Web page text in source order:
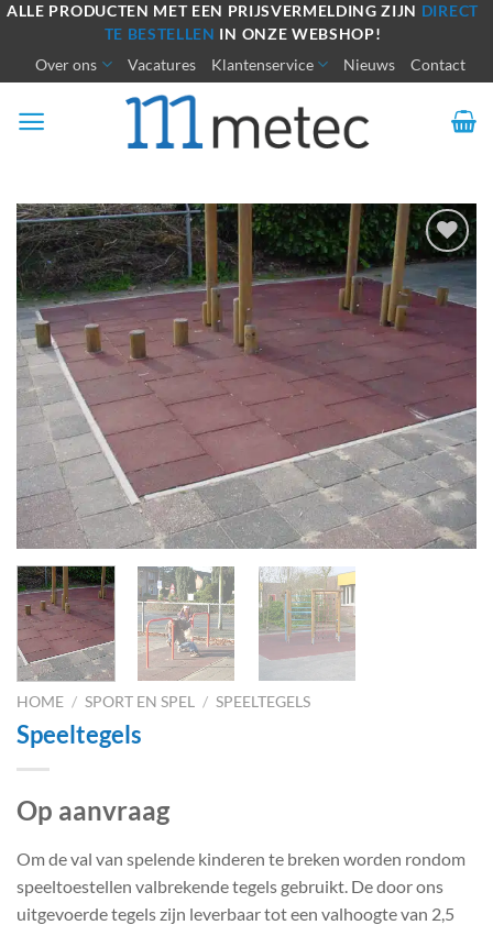
Ga
inhoud
ALLE PRODUCTEN MET EEN PRIJSVERMELDING ZIJN DIRECT
TE BESTELLEN IN ONZE WEBSHOP!
Over ons Vacatures Klantenservice Nieuws Contact
HOME / SPORT EN SPEL / SPEELTEGELS
Speeltegels
Op aanvraag
Om de val van spelende kinderen te breken worden rondom
speeltoestellen valbrekende tegels gebruikt. De door ons
uitgevoerde tegels zijn leverbaar tot een valhoogte van 2,5